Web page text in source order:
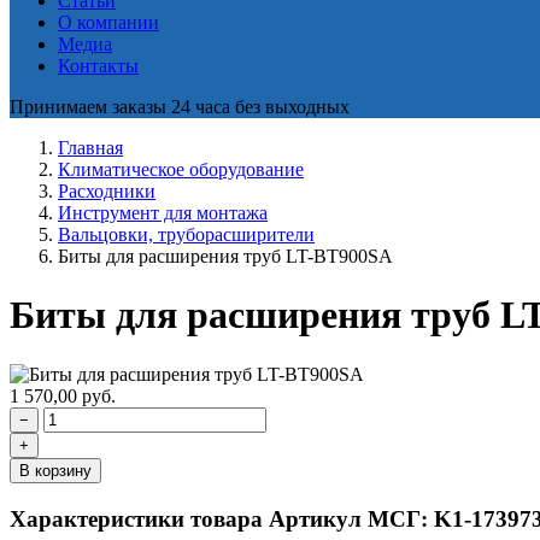
О компании
Медиа
Контакты
Принимаем заказы 24 часа без выходных
Главная
Климатическое оборудование
Расходники
Инструмент для монтажа
Вальцовки, труборасширители
Биты для расширения труб LT-BT900SA
Биты для расширения труб
1 570,00 руб.
−
+
В корзину
Характеристики товара Артикул МСГ: K1-